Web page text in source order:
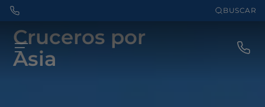
BUSCAR
Cruceros por
Asia